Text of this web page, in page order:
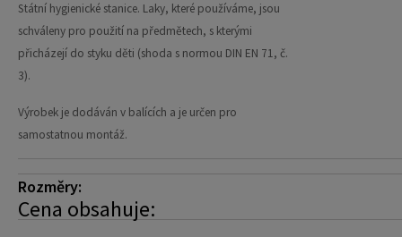
Státní hygienické stanice. Laky, které používáme, jsou
schváleny pro použití na předmětech, s kterými
přicházejí do styku děti (shoda s normou DIN EN 71, č.
3).
Výrobek je dodáván v balících a je určen pro
samostatnou montáž.
Rozměry:
Cena obsahuje: